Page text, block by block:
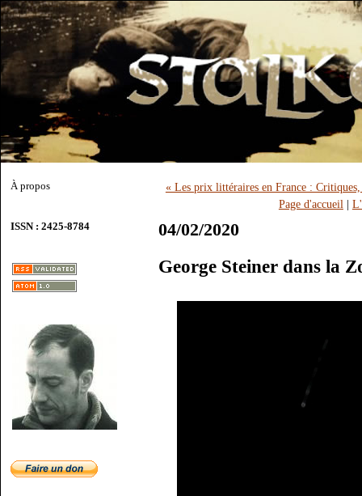
À propos
ISSN : 2425-8784
« Les prix littéraires en France :
Page d'accueil |
04/02/2020
George Steiner dans la